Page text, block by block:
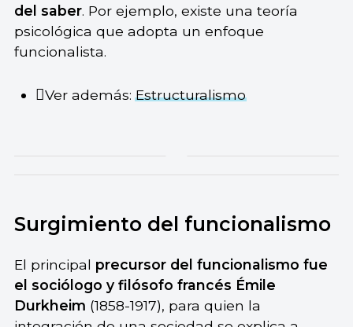
del saber. Por ejemplo, existe una teoría
psicológica que adopta un enfoque
funcionalista.
Ver además:Estructuralismo
Surgimiento del funcionalismo
El principal precursor del funcionalismo fue
el sociólogo y filósofo francés Émile
Durkheim (1858-1917), para quien la